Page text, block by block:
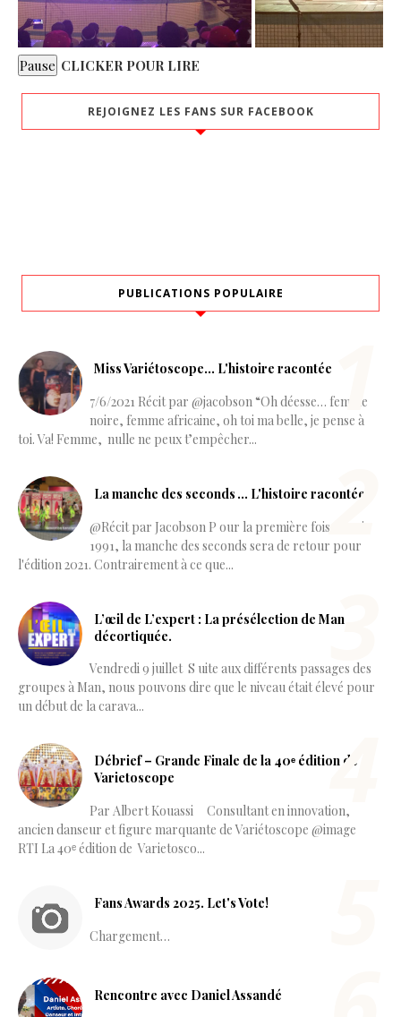
CLICKER POUR LIRE
REJOIGNEZ LES FANS SUR FACEBOOK
PUBLICATIONS POPULAIRE
Miss Variétoscope… L'histoire racontée
7/6/2021 Récit par @jacobson “Oh déesse… femme
noire, femme africaine, oh toi ma belle, je pense à
toi. Va! Femme, nulle ne peux t’empêcher...
La manche des seconds ... L'histoire racontée.
@Récit par Jacobson P our la première fois depuis
1991, la manche des seconds sera de retour pour
l'édition 2021. Contrairement à ce que...
L’œil de L’expert : La présélection de Man
décortiquée.
Vendredi 9 juillet S uite aux différents passages des
groupes à Man, nous pouvons dire que le niveau était élevé pour
un début de la carava...
Débrief – Grande Finale de la 40ᵉ édition de
Varietoscope
Par Albert Kouassi Consultant en innovation,
ancien danseur et figure marquante de Variétoscope @image
RTI La 40ᵉ édition de Varietosco...
Fans Awards 2025. Let's Vote!
Chargement…
Rencontre avec Daniel Assandé